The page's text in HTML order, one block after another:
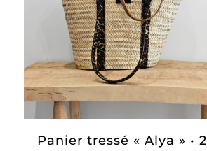
Panier tressé « Alya » • 2